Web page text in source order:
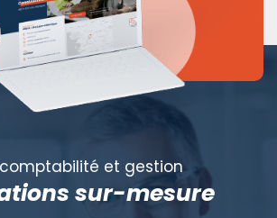
comptabilité et gestion
sur-mesure